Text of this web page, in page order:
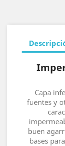
Capa
fuentes y
buen
bases